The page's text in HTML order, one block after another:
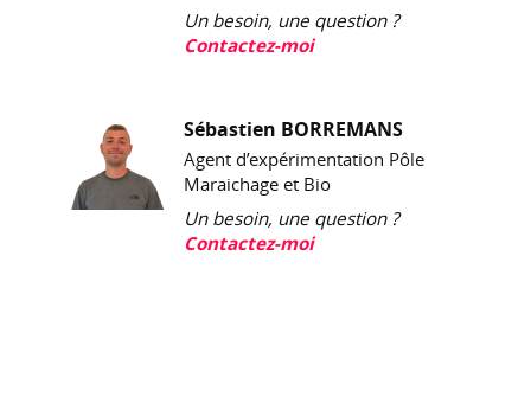
Un besoin, une question ?
Contactez-moi
Sébastien BORREMANS
Agent d’expérimentation Pôle
Maraichage et Bio
Un besoin, une question ?
Contactez-moi